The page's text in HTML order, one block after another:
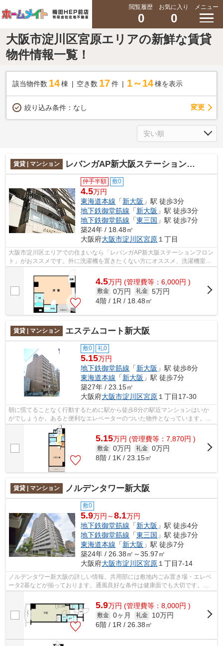
閲覧履歴
0
お気に入り
0
メニュー
大阪市淀川区宮原エリアの新鮮な賃貸
物件情報一覧！
該当物件数 14棟 空き数 17 件 1～14 棟を表示
絞り込み条件： なし 変更
賃貸 | マンション レバンガAP新大阪ステーションフロント
仲手半額 敷0
4.5万円
東海道本線 「新大阪 」駅 徒歩3分
地下鉄御堂筋線 「新大阪 」駅 徒歩3分
地下鉄御堂筋線 「東三国 」駅 徒歩7分
築24年 / 18.48㎡
大阪府大阪市淀川区宮原 １丁目
大阪市淀川区エリアでの住まいなら「レバンガAP新大阪ステーションフロン
ト」がおススメです。外に洗濯機を置きたくない方にオススメ、洗濯機室内
に置けます。入居日のご相談がござい...
4.5万円 (管理費等：6,000円 )
敷金 0万円 礼金 5万円
4階 / 1R / 18.48㎡
賃貸 | マンション エステムコート新大阪
敷0 礼0
5.15万円
地下鉄御堂筋線 「新大阪 」駅 徒歩8分
東海道本線 「新大阪 」駅 徒歩7分
築27年 / 23.15㎡
大阪府大阪市淀川区宮原 １丁目17-30
朝に慌てることなく行動するために駅から徒歩8分の駅近マンションはいか
がでしょうか。あると便利なエレベーターのついた物件となっています。敷
地内にあるごみ置き場も自由に使うこと...
5.15万円 (管理費等：7,870円 )
敷金 0万円 礼金 0万円
8階 / 1K / 23.15㎡
賃貸 | マンション ノルデンタワー新大阪
敷0
5.9万円～8.1万円
地下鉄御堂筋線 「新大阪 」駅 徒歩4分
地下鉄御堂筋線 「東三国 」駅 徒歩7分
東海道本線 「新大阪 」駅 徒歩7分
築24年 / 26.38㎡～35.97㎡
大阪府大阪市淀川区宮原 １丁目7-14
ノルデンタワー新大阪の詳しい情報。共用部には敷地内ごみ置き場・エレベ
ータ2基などが揃っております。通風良好な条件は健康面でも大切です。そ
んな観点からもおすすめの物件をご提供...
5.9万円 (管理費等：8,000円 )
敷金 0ヶ月 礼金
10万円
6階 / 1R / 26.38㎡